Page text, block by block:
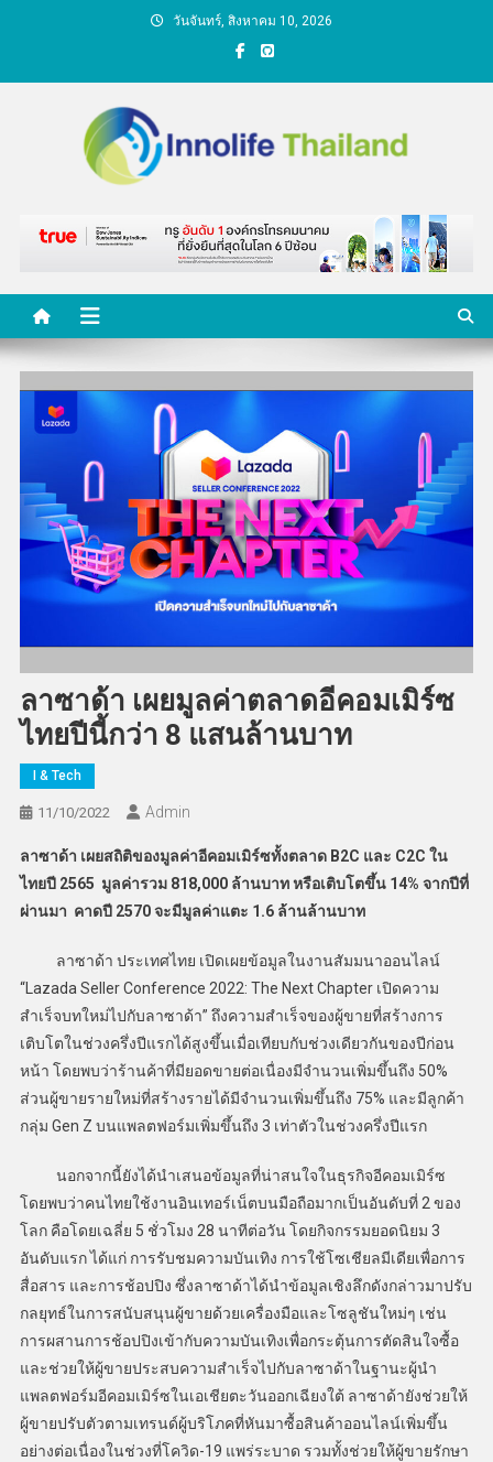
วันจันทร์, สิงหาคม 10, 2026
คนกับความคิด ชีวิตกับ
นวัตกรรม
ลาซาด้า เผยมูลค่าตลาดอีคอมเมิร์ซ
ไทยปีนี้กว่า 8 แสนล้านบาท
I & Tech
11/10/2022 Admin
ลาซาด้า เผยสถิติของมูลค่าอีคอมเมิร์ซทั้งตลาด B2C และ C2C ใน
ไทยปี 2565 มูลค่ารวม 818,000 ล้านบาท หรือเติบโตขึ้น 14% จากปีที่
ผ่านมา คาดปี 2570 จะมีมูลค่าแตะ 1.6 ล้านล้านบาท
ลาซาด้า ประเทศไทย เปิดเผยข้อมูลในงานสัมมนาออนไลน์
“Lazada Seller Conference 2022: The Next Chapter เปิดความ
สำเร็จบทใหม่ไปกับลาซาด้า” ถึงความสำเร็จของผู้ขายที่สร้างการ
เติบโตในช่วงครึ่งปีแรกได้สูงขึ้นเมื่อเทียบกับช่วงเดียวกันของปีก่อน
หน้า โดยพบว่าร้านค้าที่มียอดขายต่อเนื่องมีจำนวนเพิ่มขึ้นถึง 50%
ส่วนผู้ขายรายใหม่ที่สร้างรายได้มีจำนวนเพิ่มขึ้นถึง 75% และมีลูกค้า
กลุ่ม Gen Z บนแพลตฟอร์มเพิ่มขึ้นถึง 3 เท่าตัวในช่วงครึ่งปีแรก
นอกจากนี้ยังได้นำเสนอข้อมูลที่น่าสนใจในธุรกิจอีคอมเมิร์ซ
โดยพบว่าคนไทยใช้งานอินเทอร์เน็ตบนมือถือมากเป็นอันดับที่ 2 ของ
โลก คือโดยเฉลี่ย 5 ชั่วโมง 28 นาทีต่อวัน โดยกิจกรรมยอดนิยม 3
อันดับแรก ได้แก่ การรับชมความบันเทิง การใช้โซเชียลมีเดียเพื่อการ
สื่อสาร และการช้อปปิง ซึ่งลาซาด้าได้นำข้อมูลเชิงลึกดังกล่าวมาปรับ
กลยุทธ์ในการสนับสนุนผู้ขายด้วยเครื่องมือและโซลูชันใหม่ๆ เช่น
การผสานการช้อปปิงเข้ากับความบันเทิงเพื่อกระตุ้นการตัดสินใจซื้อ
และช่วยให้ผู้ขายประสบความสำเร็จไปกับลาซาด้าในฐานะผู้นำ
แพลตฟอร์มอีคอมเมิร์ซในเอเชียตะวันออกเฉียงใต้ ลาซาด้ายังช่วยให้
ผู้ขายปรับตัวตามเทรนด์ผู้บริโภคที่หันมาซื้อสินค้าออนไลน์เพิ่มขึ้น
อย่างต่อเนื่องในช่วงที่โควิด-19 แพร่ระบาด รวมทั้งช่วยให้ผู้ขายรักษา